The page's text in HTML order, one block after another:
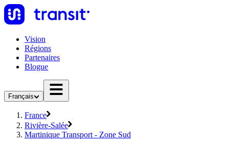
Vision
Régions
Partenaires
Blogue
Français
France
Rivière-Salée
Martinique Transport - Zone Sud